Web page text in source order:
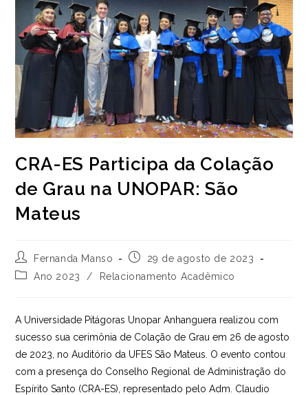
CRA-ES Participa da Colação
de Grau na UNOPAR: São
Mateus
Autor
do
post:
Fernanda Manso
Post29 de agosto de 2023
Categoria
Ano 2023 / Relacionamento Acadêmico
A Universidade Pitágoras Unopar Anhanguera realizou com
sucesso sua cerimônia de Colação de Grau em 26 de agosto
de 2023, no Auditório da UFES São Mateus. O evento contou
com a presença do Conselho Regional de Administração do
Espírito Santo (CRA-ES), representado pelo Adm. Claudio